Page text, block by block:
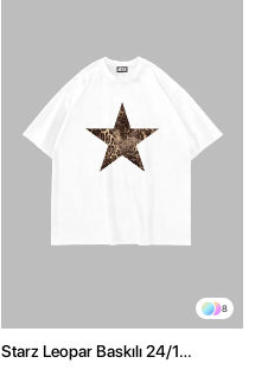
8
Starz Leopar Baskılı 24/1